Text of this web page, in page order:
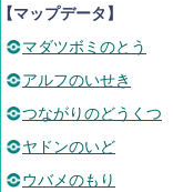
マップデータ】
マダツボミのとう
アルフのいせき
つながりのどうくつ
ヤドンのいど
ウバメのもり